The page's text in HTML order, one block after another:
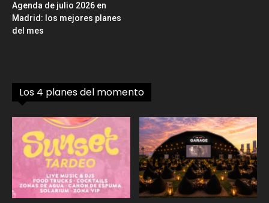
Agenda de julio 2026 en
Madrid: los mejores planes
del mes
Los 4 planes del momento